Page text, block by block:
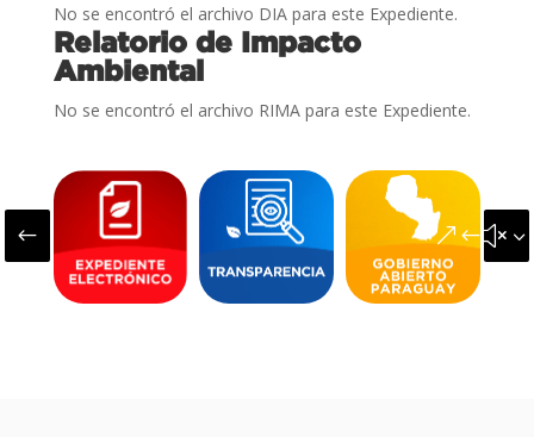
No se encontró el archivo DIA para este Expediente.
Relatorio de Impacto
Ambiental
No se encontró el archivo RIMA para este Expediente.
#